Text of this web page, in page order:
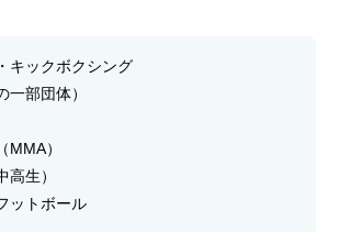
キックボクシング
一部団体）
MMA）
高生）
ットボール